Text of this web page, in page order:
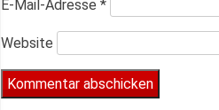
E-Mail-Adresse *
Website